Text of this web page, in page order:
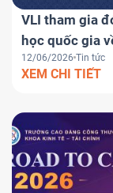
VLI tham gia
học quốc gia
nước
12/06/2026 Tin tức
XEM CHI TIẾT